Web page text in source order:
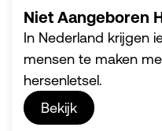
Niet Aangeboren
In Nederland krijgen
mensen te maken
hersenletsel.
Bekijk